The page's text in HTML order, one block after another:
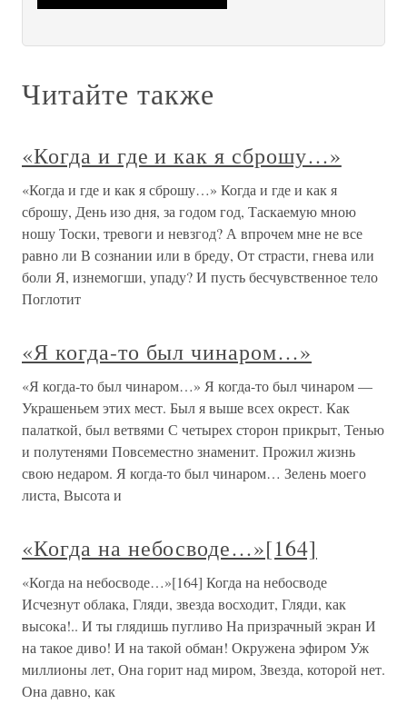
Читайте также
«Когда и где и как я сброшу…»
«Когда и где и как я сброшу…» Когда и где и как я
сброшу, День изо дня, за годом год, Таскаемую мною
ношу Тоски, тревоги и невзгод? А впрочем мне не все
равно ли В сознании или в бреду, От страсти, гнева или
боли Я, изнемогши, упаду? И пусть бесчувственное тело
Поглотит
«Я когда-то был чинаром…»
«Я когда-то был чинаром…» Я когда-то был чинаром —
Украшеньем этих мест. Был я выше всех окрест. Как
палаткой, был ветвями С четырех сторон прикрыт, Тенью
и полутенями Повсеместно знаменит. Прожил жизнь
свою недаром. Я когда-то был чинаром… Зелень моего
листа, Высота и
«Когда на небосводе…»[164]
«Когда на небосводе…»[164] Когда на небосводе
Исчезнут облака, Гляди, звезда восходит, Гляди, как
высока!.. И ты глядишь пугливо На призрачный экран И
на такое диво! И на такой обман! Окружена эфиром Уж
миллионы лет, Она горит над миром, Звезда, которой нет.
Она давно, как